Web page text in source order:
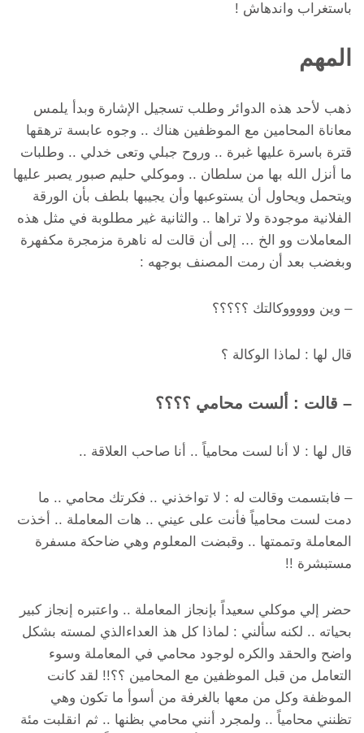
باستغراب واندهاش !
المهم
ذهب لأحد هذه الدوائر وطلب تسجيل الإشارة وبدأ يلمس
معاناة المحامين مع الموظفين هناك .. وجوه عابسة ترهقها
قترة باسرة عليها غبرة .. وروح جبلي وتعى خدلي .. وطلبات
ما أنزل الله بها من سلطان .. وموكلي حليم صبور يصبر عليها
ويتحمل ويحاول أن يستوعبها وأن يجيبها بلطف بأن الورقة
الفلانية موجودة ولا تراها .. والثانية غير مطلوبة في مثل هذه
المعاملات وو الخ … إلى أن قالت له ناهرة مزمجرة مكفهرة
وبغضب بعد أن رمت المصنف بوجهه :
– وين وووووكالتك ؟؟؟؟؟
قال لها : لماذا الوكالة ؟
– قالت : ألست محامي ؟؟؟؟
قال لها : لا أنا لست محامياً .. أنا صاحب العلاقة ..
– فابتسمت وقالت له : لا تواخذني .. فكرتك محامي .. ما
دمت لست محامياً فأنت على عيني .. هات المعاملة .. أخذت
المعاملة وتممتها .. وقبضت المعلوم وهي ضاحكة مسفرة
مستبشرة !!
حضر إلي موكلي سعيداً بإنجاز المعاملة .. واعتبره إنجاز كبير
بحياته .. لكنه سألني : لماذا كل هذ العداءالذي لمسته بشكل
واضح والحقد والكره لوجود محامي في المعاملة وسوء
التعامل من قبل الموظفين مع المحامين ؟؟!! لقد كانت
الموظفة وكل من معها بالغرفة من أسوأ ما تكون وهي
تظنني محامياً .. ولمجرد أنني محامي بظنها .. ثم انقلبت مئة